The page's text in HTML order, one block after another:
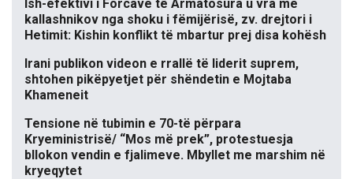
Ish-efektivi i Forcave të Armatosura u vra me
kallashnikov nga shoku i fëmijërisë, zv. drejtori i
Hetimit: Kishin konflikt të mbartur prej disa kohësh
Irani publikon videon e rrallë të liderit suprem,
shtohen pikëpyetjet për shëndetin e Mojtaba
Khameneit
Tensione në tubimin e 70-të përpara
Kryeministrisë/ “Mos më prek”, protestuesja
bllokon vendin e fjalimeve. Mbyllet me marshim në
kryeqytet